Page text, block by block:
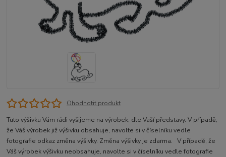
Ohodnotit produkt
Tuto výšivku Vám rádi vyšijeme na výrobek, dle Vaší představy. V případě,
že Váš výrobek již výšivku obsahuje, navolte si v číselníku vedle
fotografie odkaz změna výšivky. Změna výšivky je zdarma. V případě, že
Váš výrobek výšivku neobsahuje, navolte si v číselníku vedle fotografie